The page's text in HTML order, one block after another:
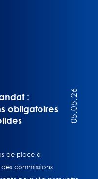
05.05.26
:
obligatoires
de place à
commissions